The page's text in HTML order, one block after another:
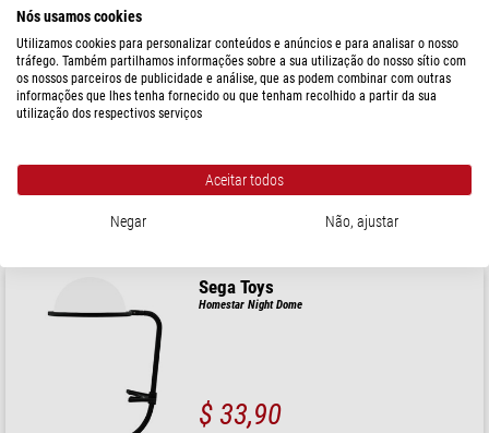
Sega Toys
Deslize para o Planetário Sega Homestar Céu estrelado do
$ 34,90
pronto para envio em24 hrs
Sega Toys
Homestar Night Dome
$ 33,90
Nós usamos cookies
Utilizamos cookies para personalizar conteúdos e anúncios e para analisar o nosso
tráfego. Também partilhamos informações sobre a sua utilização do nosso sítio com
os nossos parceiros de publicidade e análise, que as podem combinar com outras
informações que lhes tenha fornecido ou que tenham recolhido a partir da sua
utilização dos respectivos serviços
Aceitar todos
Negar Não, ajustar